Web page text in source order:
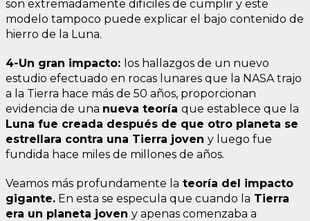
son extremadamente difíciles de cumplir y este
modelo tampoco puede explicar el bajo contenido de
hierro de la Luna.
4-Un gran impacto: los hallazgos de un nuevo
estudio efectuado en rocas lunares que la NASA trajo
a la Tierra hace más de 50 años, proporcionan
evidencia de una nueva teoría que establece que la
Luna fue creada después de que otro planeta se
estrellara contra una Tierra joven y luego fue
fundida hace miles de millones de años.
Veamos más profundamente la teoría del impacto
gigante. En esta se especula que cuando la Tierra
era un planeta joven y apenas comenzaba a